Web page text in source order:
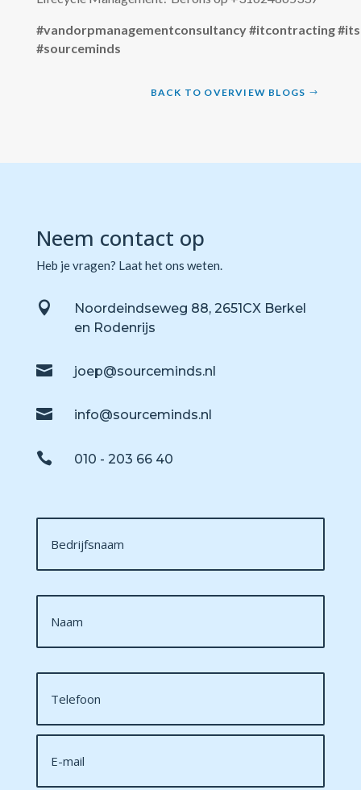
#vandorpmanagementconsultancy#itcontracting
#sourceminds
BACK TO OVERVIEW BLOGS
Neem contact op
Heb je vragen? Laat het ons weten.

Noordeindseweg 88, 2651CX Berkel
en Rodenrijs
 joep@sourceminds.nl
 info@sourceminds.nl
 010 - 203 66 40